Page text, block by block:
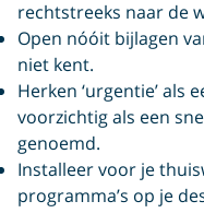
rechtstreeks naar de
Open nóóit bijlagen
niet kent.
Herken ‘urgentie’ als
voorzichtig als een
genoemd.
Installeer voor je
programma’s op je